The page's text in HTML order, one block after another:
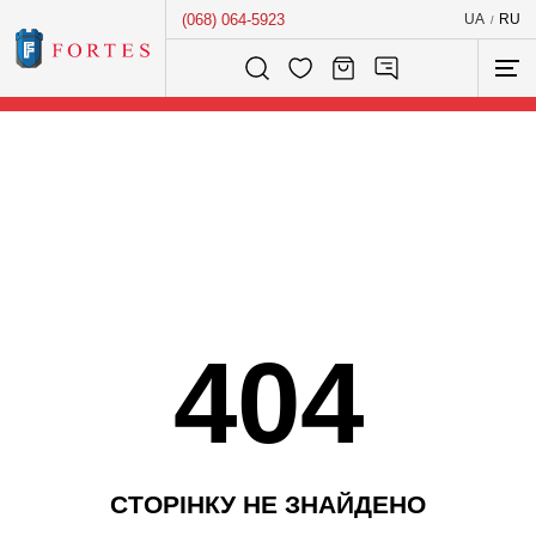
(068) 064-5923 UA / RU
Розумний пошук...
404
СТОРІНКУ НЕ ЗНАЙДЕНО